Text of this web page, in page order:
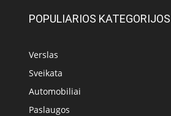
POPULIARIOS KATEGORIJOS
Verslas
Sveikata
Automobiliai
Paslaugos